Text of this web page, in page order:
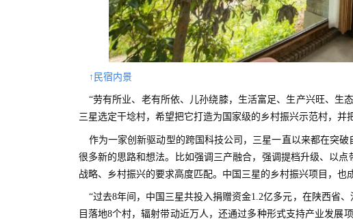
↑民宿内景
“劳有所业、老有所依、儿孙绕膝，生活富足、生产兴旺、生
三星选定干埝村，希望把它打造为国家级的乡村振兴示范村，并
作为一家创新驱动型的跨国科技公司，三星一直以来都在突
很多新的思路和想法。比如强调三产融合，强调提档升级、以
战略、乡村振兴的要求高度匹配。中国三星的乡村振兴项目，也
“过去8年间，中国三星共投入捐赠资金1.2亿多元，在陕西省
目落地8个村，辐射带动近万人，还通过多种形式支持产业发展